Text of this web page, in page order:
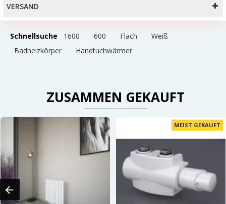
VERSAND
Schnellsuche 1600 600 Flach
Weiß
Badheizkörper
Handtuchwärmer
ZUSAMMEN GEKAUFT
MEIST GEKAUFT